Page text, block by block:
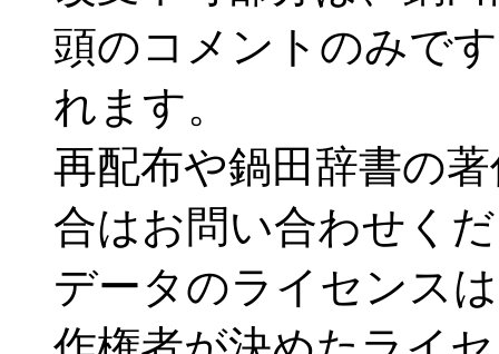
頭のコメントのみで
れます。
再配布や鍋田辞書の
合はお問い合わせく
データのライセンス